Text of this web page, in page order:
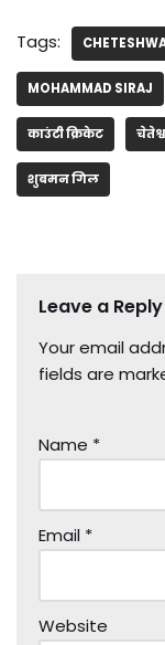
Tags:
MOHAMMAD SIRAJ
काउंटी क्रिकेट
शुबमन गिल
Leave a Reply
Your email
fields are
Name *
Email *
Website